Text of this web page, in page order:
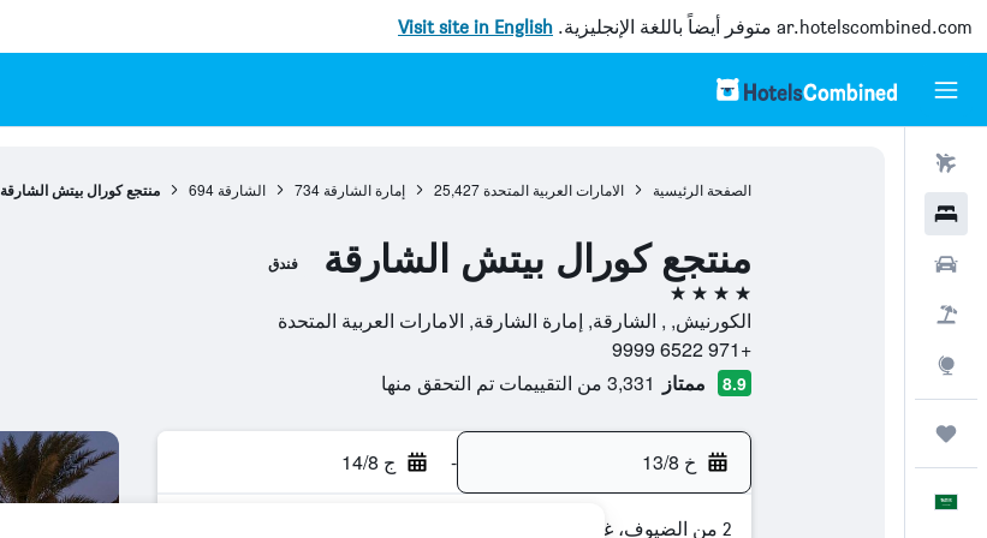
ar.hotelscombined.com متوفر أيضاً باللغة الإنجليزية. Visit site in English
الصفحة الرئيسية الامارات العربية المتحدة 25,427 إمارة الشارقة 734 الشارقة 694 منتجع كورال بيتش الشارقة
منتجع كورال بيتش الشارقة فندق
4 نجوم
الكورنيش, , الشارقة, إمارة الشارقة, الامارات العربية المتحدة
+971 6522 9999
8.9 ممتاز 3,331 من التقييمات تم التحقق منها
خ 13/8 - ج 14/8
2 من الضيوف، غرفة واحدة